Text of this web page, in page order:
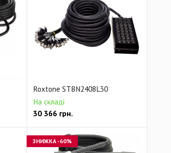
Roxtone STBN2408L30
На складі
30 366 грн.
ЗНИЖКА -60%